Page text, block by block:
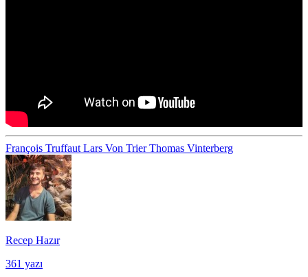
François Truffaut Lars Von TrierThomas Vinterberg
Recep Hazır
361 yazı